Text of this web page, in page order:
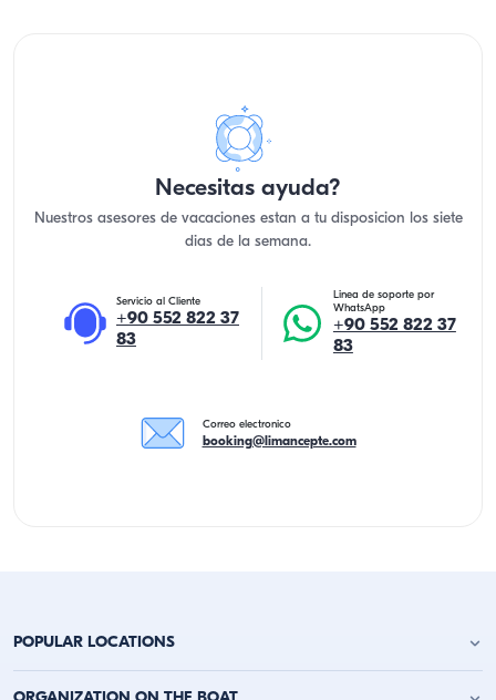
Necesitas ayuda?
Nuestros asesores de vacaciones estan a tu disposicion los siete
dias de la semana.
Servicio al Cliente
+90 552 822 37
83
Linea de soporte por
WhatsApp
+90 552 822 37
83
Correo electronico
booking@limancepte.com
POPULAR LOCATIONS
Alquiler de Yates en Antalya